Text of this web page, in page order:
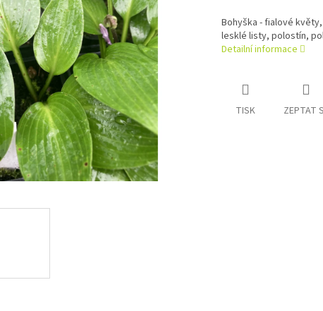
cena:
Bohyška - fialové
lesklé listy, polostín,
Detailní informace
TISK ZEPTAT